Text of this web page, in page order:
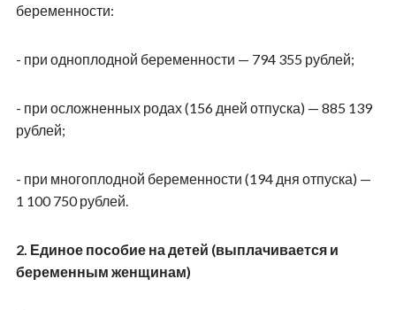
беременности:
- при одноплодной беременности — 794 355 рублей;
- при осложненных родах (156 дней отпуска) — 885 139
рублей;
- при многоплодной беременности (194 дня отпуска) —
1 100 750 рублей.
2. Единое пособие на детей (выплачивается и
беременным женщинам)